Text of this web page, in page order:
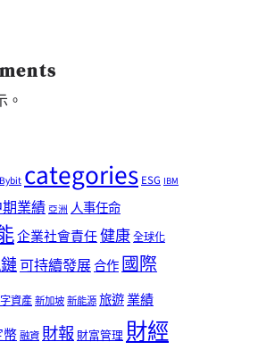
。
Bybitcategories ESG IBM
業績 亞洲 人事任命
企業社會責任健康全球化
可持續發展合作國際
資產新加坡新能源旅遊業績
幣融資 財報 財富管理 財經